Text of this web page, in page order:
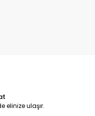
elinize ulaşır.